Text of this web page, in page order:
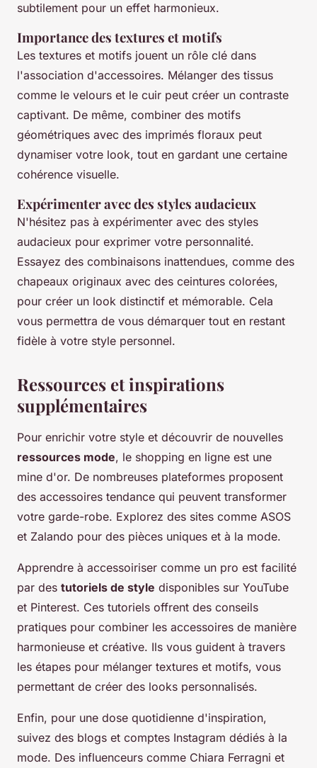
subtilement pour un effet harmonieux.
Importance des textures et motifs
Les textures et motifs jouent un rôle clé dans
l'association d'accessoires. Mélanger des tissus
comme le velours et le cuir peut créer un contraste
captivant. De même, combiner des motifs
géométriques avec des imprimés floraux peut
dynamiser votre look, tout en gardant une certaine
cohérence visuelle.
Expérimenter avec des styles audacieux
N'hésitez pas à expérimenter avec des styles
audacieux pour exprimer votre personnalité.
Essayez des combinaisons inattendues, comme des
chapeaux originaux avec des ceintures colorées,
pour créer un look distinctif et mémorable. Cela
vous permettra de vous démarquer tout en restant
fidèle à votre style personnel.
Ressources et inspirations
supplémentaires
Pour enrichir votre style et découvrir de nouvelles
ressources mode, le shopping en ligne est une
mine d'or. De nombreuses plateformes proposent
des accessoires tendance qui peuvent transformer
votre garde-robe. Explorez des sites comme ASOS
et Zalando pour des pièces uniques et à la mode.
Apprendre à accessoiriser comme un pro est facilité
par des tutoriels de style disponibles sur YouTube
et Pinterest. Ces tutoriels offrent des conseils
pratiques pour combiner les accessoires de manière
harmonieuse et créative. Ils vous guident à travers
les étapes pour mélanger textures et motifs, vous
permettant de créer des looks personnalisés.
Enfin, pour une dose quotidienne d'inspiration,
suivez des blogs et comptes Instagram dédiés à la
mode. Des influenceurs comme Chiara Ferragni et